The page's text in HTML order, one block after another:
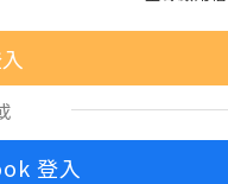
登入